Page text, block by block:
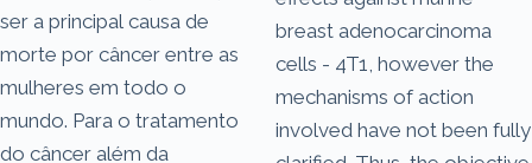
ser a principal causa de
morte por câncer entre as
mulheres em todo o
mundo. Para o tratamento
do câncer além da
breast adenocarcinoma
cells - 4T1, however the
mechanisms of action
involved have not been fully